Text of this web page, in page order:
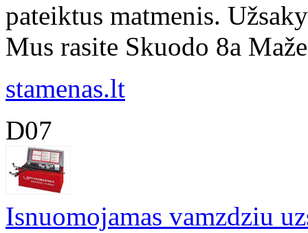
pateiktus matmenis.
Mus rasite Skuodo 8a
stamenas.lt
D07
Isnuomojamas vamzdziu